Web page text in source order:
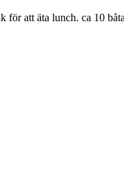
för att äta lunch. ca 10